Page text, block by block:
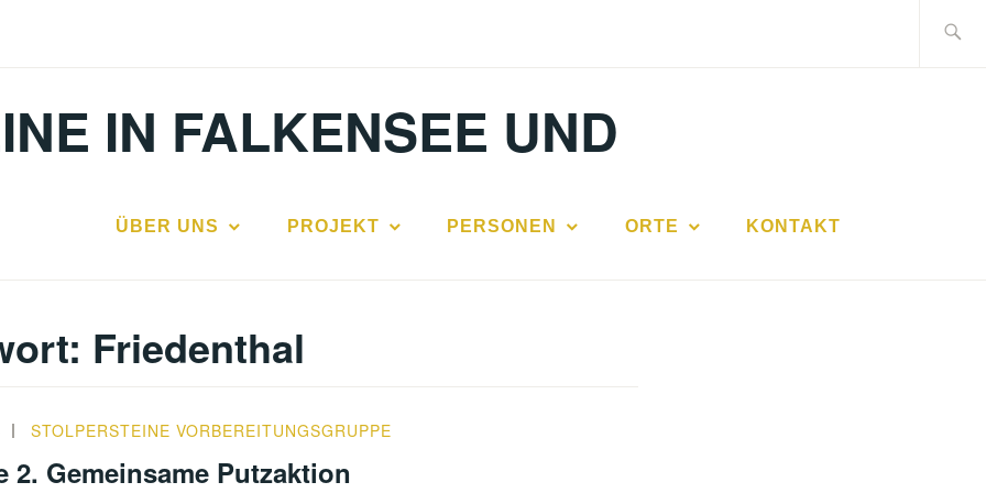
nach:
IN FALKENSEE UND
ÜBER UNS PROJEKT PERSONEN ORTE KONTAKT
Friedenthal
STOLPERSTEINE VORBEREITUNGSGRUPPE
2. Gemeinsame Putzaktion